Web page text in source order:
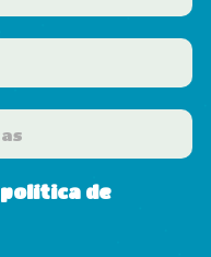
política de